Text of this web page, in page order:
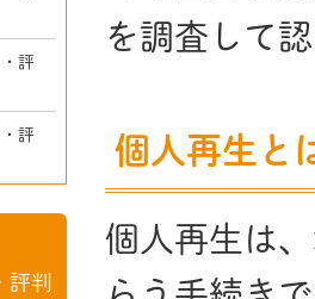
を調査して
個人再生と
個人再生は
評
評
評判